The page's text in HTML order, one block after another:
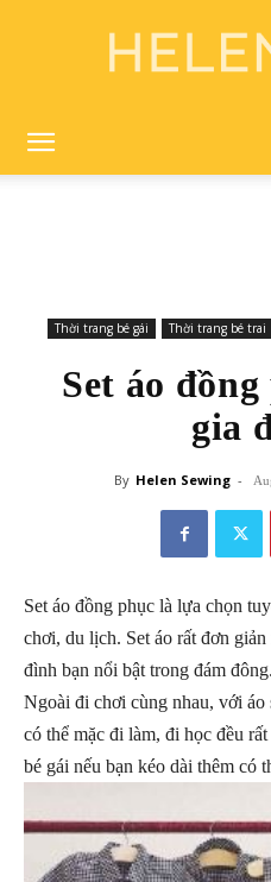
Thời trang bé gái Thời trang bé trai
Set áo
gia
By Helen Sewing -
Set áo đồng phục là lựa chọn
chơi, du lịch. Set áo rất đơn
đình bạn nổi bật trong đám đông.
Ngoài đi chơi cùng nhau, với áo
có thể mặc đi làm, đi học đều
bé gái nếu bạn kéo dài thêm có